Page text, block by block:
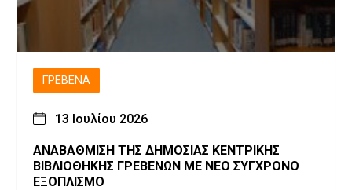
ΓΡΕΒΕΝΆ
13 Ιουλίου 2026
ΑΝΑΒΑΘΜΙΣΗ ΤΗΣ ΔΗΜΟΣΙΑΣ ΚΕΝΤΡΙΚΗΣ
ΒΙΒΛΙΟΘΗΚΗΣ ΓΡΕΒΕΝΩΝ ΜΕ ΝΕΟ ΣΥΓΧΡΟΝΟ
ΕΞΟΠΛΙΣΜΟ